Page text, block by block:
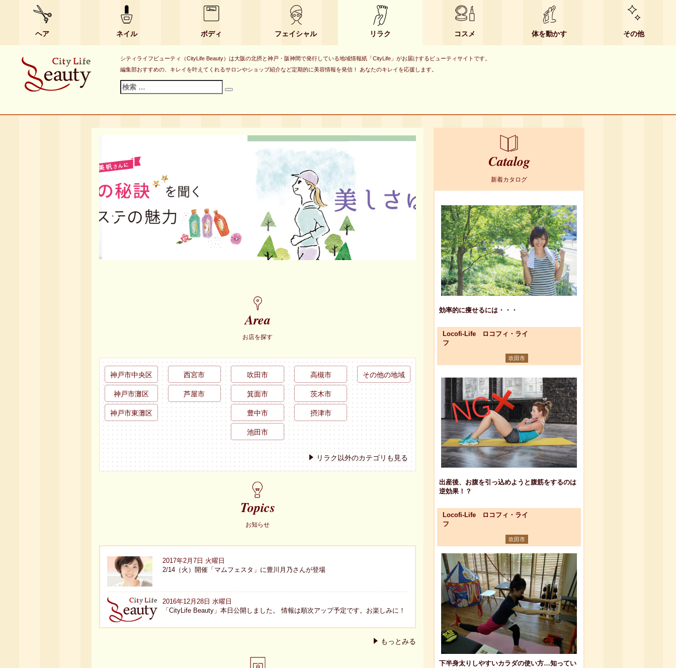
ヘア ネイル ボディ フェイシャル リラク コスメ 体を動かす その他
シティライフビューティ（CityLife Beauty）は大阪の北摂と神戸・阪神間で発行している地域情報紙「CityLife」がお届けするビューティサイトです。
編集部おすすめの、キレイを叶えてくれるサロンやショップ紹介など定期的に美容情報を発信！ あなたのキレイを応援します。
検
索
Area
お店を探す
リラク以外のカテゴリも見る
Topics
お知らせ
2017年2月7日 火曜日
2/14（火）開催「マムフェスタ」に豊川月乃さんが登場
2016年12月28日 水曜日
「CityLife Beauty」本日公開しました。 情報は順次アップ予定です。お楽しみに！
もっとみる
Catalog
新着カタログ
効率的に痩せるには・・・
Locofi-Life ロコフィ・ライ
フ
吹田市
出産後、お腹を引っ込めようと腹筋をするのは
逆効果！？
Locofi-Life ロコフィ・ライ
フ
吹田市
下半身太りしやすいカラダの使い方…知ってい